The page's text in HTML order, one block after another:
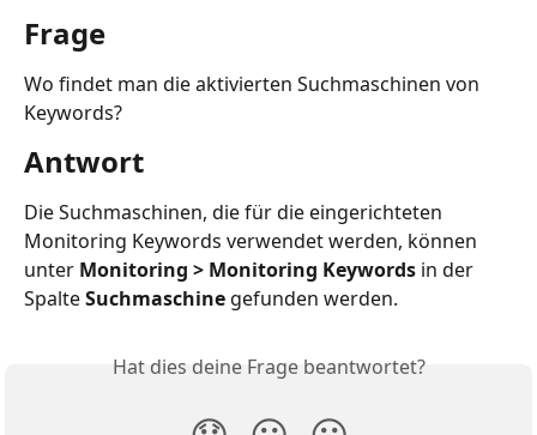
Frage
Wo findet man die aktivierten Suchmaschinen von
Keywords?
Antwort
Die Suchmaschinen, die für die eingerichteten
Monitoring Keywords verwendet werden, können
unter Monitoring > Monitoring Keywords in der
Spalte Suchmaschine gefunden werden.
Hat dies deine Frage beantwortet?